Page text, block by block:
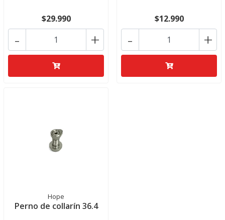
$29.990
+
-
$12.990
+
-
Hope
Perno de collarín 36.4